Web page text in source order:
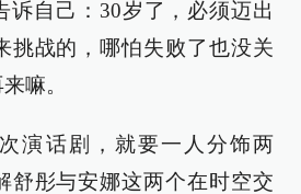
诉自己：30岁了，必须迈出
挑战的，哪怕失败了也没关
嘛。
演话剧，就要一人分饰两
舒彤与安娜这两个在时空交